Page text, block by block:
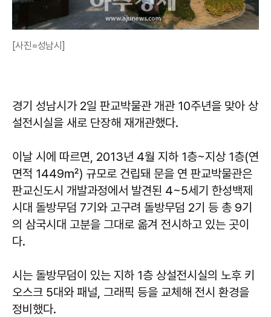
[사진=성남시]
경기 성남시가 2일 판교박물관 개관 10주년을 맞아 상
설전시실을 새로 단장해 재개관했다.
이날 시에 따르면, 2013년 4월 지하 1층~지상 1층(연
면적 1449㎡) 규모로 건립돼 문을 연 판교박물관은
판교신도시 개발과정에서 발견된 4~5세기 한성백제
시대 돌방무덤 7기와 고구려 돌방무덤 2기 등 총 9기
의 삼국시대 고분을 그대로 옮겨 전시하고 있는 곳이
다.
시는 돌방무덤이 있는 지하 1층 상설전시실의 노후 키
오스크 5대와 패널, 그래픽 등을 교체해 전시 환경을
정비했다.